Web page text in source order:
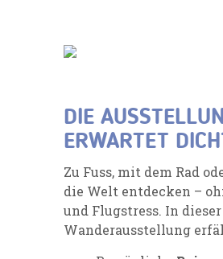
DIE
ERWARTET
Zu Fuss, mit dem Rad
die Welt entdecken –
und Flugstress. In dieser
Wanderausstellung